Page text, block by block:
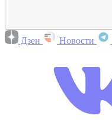
Дзен Новости